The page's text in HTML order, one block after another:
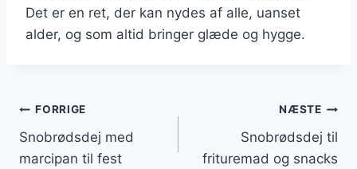
Det er en ret, der kan nydes af alle, uanset
alder, og som altid bringer glæde og hygge.
Indlægsnavigation
FORRIGE
Snobrødsdej med
marcipan til fest
NÆSTE
Snobrødsdej til
frituremad og snacks